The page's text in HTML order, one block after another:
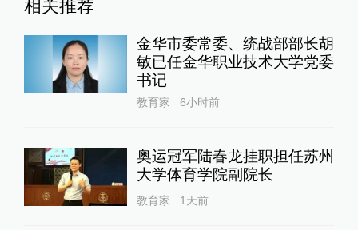
相关推荐
金华市委常委、统战部部长胡
敏已任金华职业技术大学党委
书记
教育家 6小时前
奥运冠军陆春龙挂职担任苏州
大学体育学院副院长
教育家 1天前